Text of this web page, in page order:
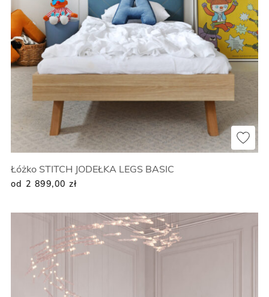
Łóżko STITCH JODEŁKA LEGS BASIC
od 2 899,00 zł